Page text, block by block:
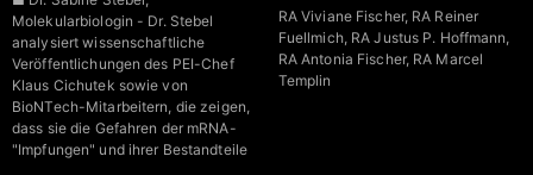
Molekularbiologin - Dr. Stebel
analysiert wissenschaftliche
Veröffentlichungen des PEI-Chef
Klaus Cichutek sowie von
BioNTech-Mitarbeitern, die zeigen,
dass sie die Gefahren der mRNA-
"Impfungen" und ihrer Bestandteile
RA Viviane Fischer, RA Reiner
Fuellmich, RA Justus P. Hoffmann,
RA Antonia Fischer, RA Marcel
Templin